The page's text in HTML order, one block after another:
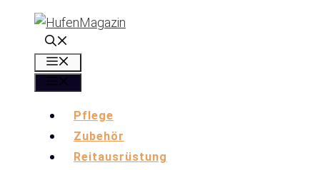
springen
Pflege
Zubehör
Reitausrüstung